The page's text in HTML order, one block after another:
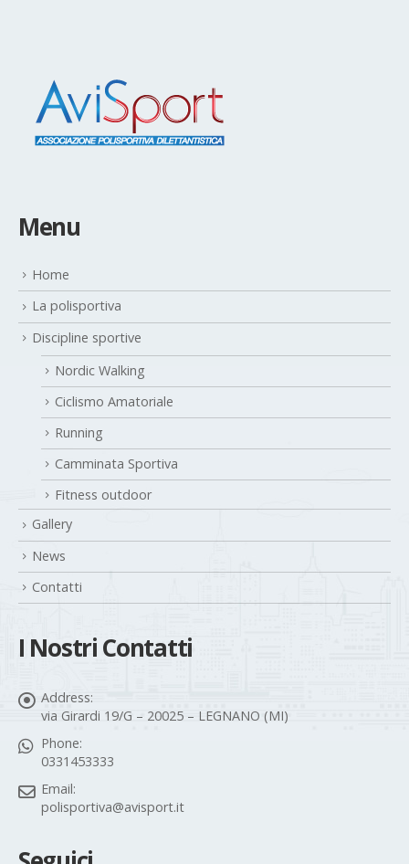
Menu
Home
La polisportiva
Discipline sportive
Nordic Walking
Ciclismo Amatoriale
Running
Camminata Sportiva
Fitness outdoor
Gallery
News
Contatti
I Nostri Contatti
Address:
via Girardi 19/G – 20025 – LEGNANO (MI)
Phone:
0331453333
Email:
polisportiva@avisport.it